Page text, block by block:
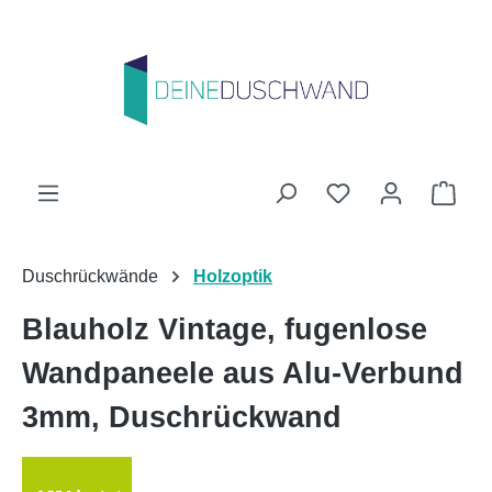
Du hast 0
Duschrückwände Holzoptik
Blauholz Vintage, fugenlose
Wandpaneele aus Alu-Verbund
3mm, Duschrückwand